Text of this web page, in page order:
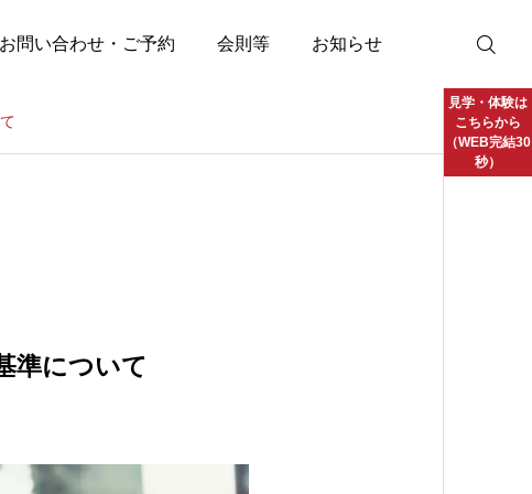
お問い合わせ・ご予約 会則等 お知らせ
見学・体験は
こちらから
（WEB完結30
秒）
準について